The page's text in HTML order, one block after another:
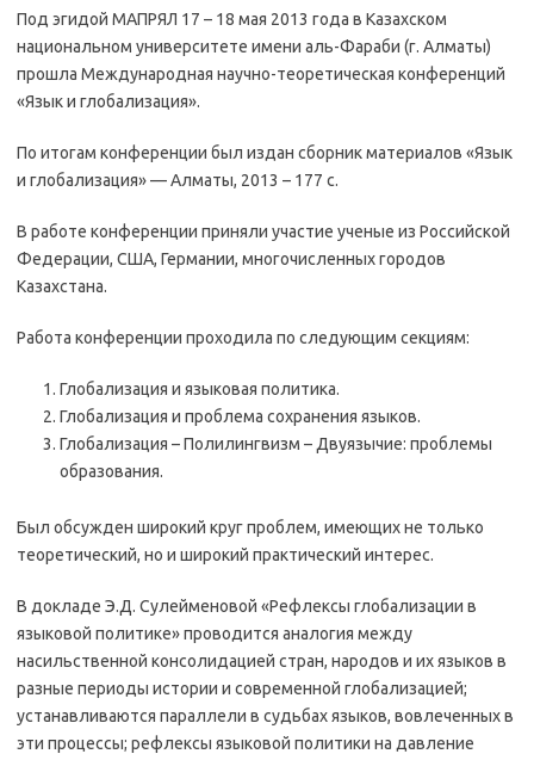
Под эгидой МАПРЯЛ 17 – 18 мая 2013 года в Казахском
национальном университете имени аль-Фараби (г. Алматы)
прошла Международная научно-теоретическая конференций
«Язык и глобализация».
По итогам конференции был издан сборник материалов «Язык
и глобализация» — Алматы, 2013 – 177 с.
В работе конференции приняли участие ученые из Российской
Федерации, США, Германии, многочисленных городов
Казахстана.
Работа конференции проходила по следующим секциям:
Глобализация и языковая политика.
Глобализация и проблема сохранения языков.
Глобализация – Полилингвизм – Двуязычие: проблемы
образования.
Был обсужден широкий круг проблем, имеющих не только
теоретический, но и широкий практический интерес.
В докладе Э.Д. Сулейменовой «Рефлексы глобализации в
языковой политике» проводится аналогия между
насильственной консолидацией стран, народов и их языков в
разные периоды истории и современной глобализацией;
устанавливаются параллели в судьбах языков, вовлеченных в
эти процессы; рефлексы языковой политики на давление